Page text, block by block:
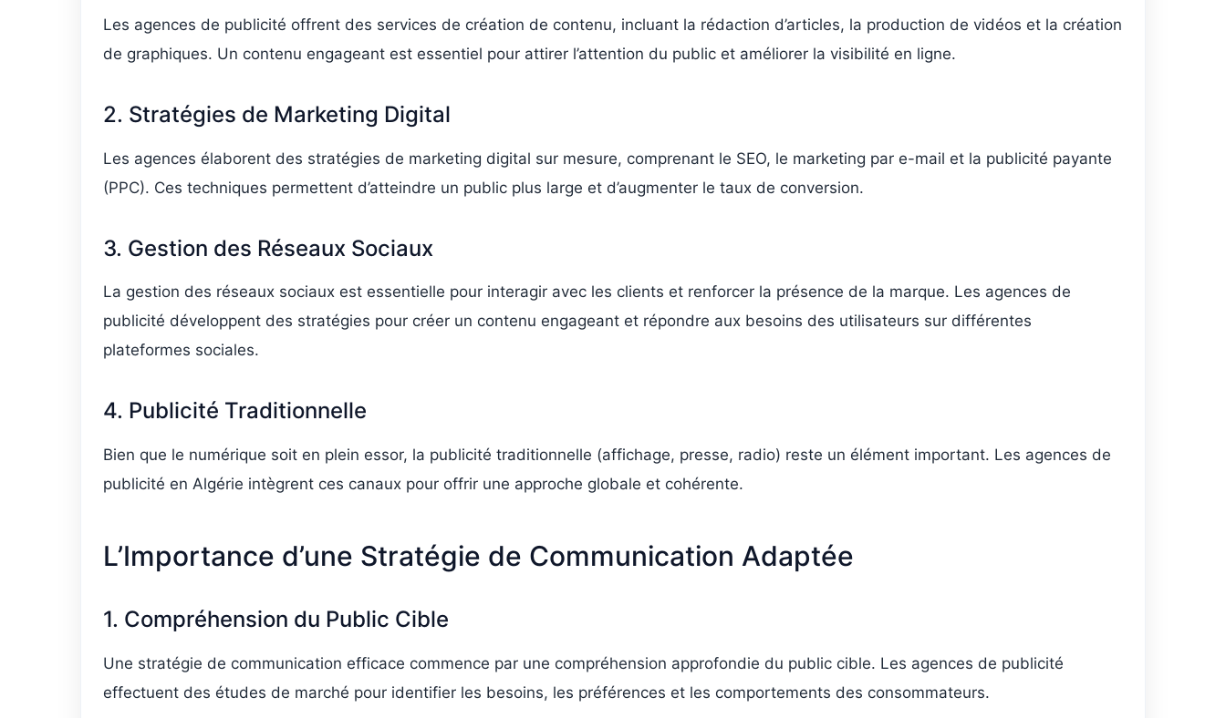
Les agences de publicité offrent des services de création de contenu, incluant la rédaction d’articles, la production de vidéos et la création
de graphiques. Un contenu engageant est essentiel pour attirer l’attention du public et améliorer la visibilité en ligne.
2. Stratégies de Marketing Digital
Les agences élaborent des stratégies de marketing digital sur mesure, comprenant le SEO, le marketing par e-mail et la publicité payante
(PPC). Ces techniques permettent d’atteindre un public plus large et d’augmenter le taux de conversion.
3. Gestion des Réseaux Sociaux
La gestion des réseaux sociaux est essentielle pour interagir avec les clients et renforcer la présence de la marque. Les agences de
publicité développent des stratégies pour créer un contenu engageant et répondre aux besoins des utilisateurs sur différentes
plateformes sociales.
4. Publicité Traditionnelle
Bien que le numérique soit en plein essor, la publicité traditionnelle (affichage, presse, radio) reste un élément important. Les agences de
publicité en Algérie intègrent ces canaux pour offrir une approche globale et cohérente.
L’Importance d’une Stratégie de Communication Adaptée
1. Compréhension du Public Cible
Une stratégie de communication efficace commence par une compréhension approfondie du public cible. Les agences de publicité
effectuent des études de marché pour identifier les besoins, les préférences et les comportements des consommateurs.